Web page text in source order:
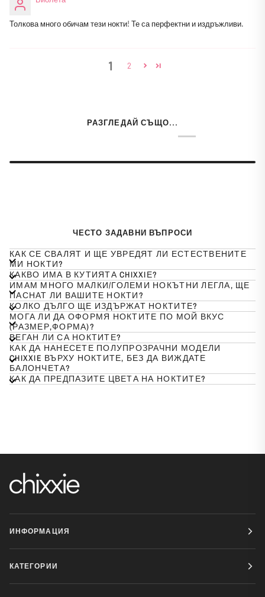
Толкова много обичам тези нокти! Те са перфектни и издръжливи.
1 2
РАЗГЛЕДАЙ СЪЩО...
ЧЕСТО ЗАДАВНИ ВЪПРОСИ
КАК СЕ СВАЛЯТ И ЩЕ УВРЕДЯТ ЛИ ЕСТЕСТВЕНИТЕ
МИ НОКТИ?
КАКВО ИМА В КУТИЯТА CHIXXIЕ?
ИМАМ МНОГО МАЛКИ/ГОЛЕМИ НОКЪТНИ ЛЕГЛА, ЩЕ
ПАСНАТ ЛИ ВАШИТЕ НОКТИ?
КОЛКО ДЪЛГО ЩЕ ИЗДЪРЖАТ НОКТИТЕ?
МОГА ЛИ ДА ОФОРМЯ НОКТИТЕ ПО МОЙ ВКУС
(РАЗМЕР,ФОРМА)?
ВЕГАН ЛИ СА НОКТИТЕ?
КАК ДА НАНЕСЕТЕ ПОЛУПРОЗРАЧНИ МОДЕЛИ
CHIXXIE ВЪРХУ НОКТИТЕ, БЕЗ ДА ВИЖДАТЕ
БАЛОНЧЕТА?
КАК ДА ПРЕДПАЗИТЕ ЦВЕТА НА НОКТИТЕ?
ИНФОРМАЦИЯ
КАТЕГОРИИ